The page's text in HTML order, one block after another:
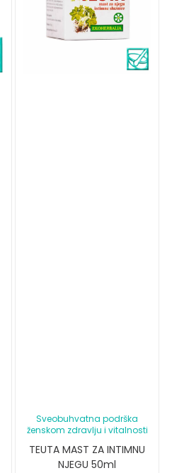
Sveobuhvatna podrška
ženskom zdravlju i vitalnosti
TEUTA MAST ZA INTIMNU
NJEGU 50ml